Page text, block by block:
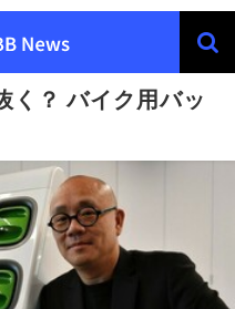
く？ バイク用バッ